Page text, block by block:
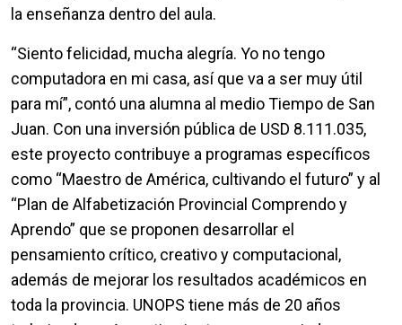
la enseñanza dentro del aula.
“Siento felicidad, mucha alegría. Yo no tengo
computadora en mi casa, así que va a ser muy útil
para mí”, contó una alumna al medio Tiempo de San
Juan. Con una inversión pública de USD 8.111.035,
este proyecto contribuye a programas específicos
como “Maestro de América, cultivando el futuro” y al
“Plan de Alfabetización Provincial Comprendo y
Aprendo” que se proponen desarrollar el
pensamiento crítico, creativo y computacional,
además de mejorar los resultados académicos en
toda la provincia. UNOPS tiene más de 20 años